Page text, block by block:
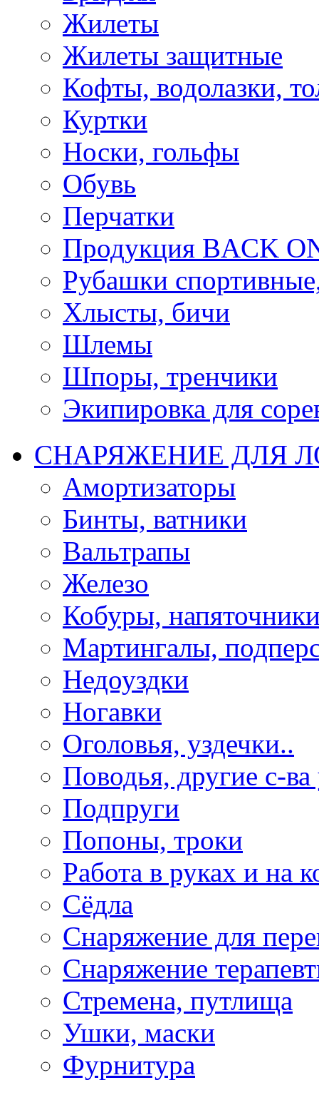
Жилеты
Жилеты защитные
Кофты, водолазки,
Куртки
Носки, гольфы
Обувь
Перчатки
Продукция BACK
Рубашки
Хлысты, бичи
Шлемы
Шпоры, тренчики
Экипировка для
СНАРЯЖЕНИЕ ДЛЯ
Амортизаторы
Бинты, ватники
Вальтрапы
Железо
Кобуры,
Мартингалы,
Недоуздки
Ногавки
Оголовья, уздечки..
Поводья, другие с-
Подпруги
Попоны, троки
Работа в руках и на
Сёдла
Снаряжение для
Снаряжение
Стремена, путлища
Ушки, маски
Фурнитура